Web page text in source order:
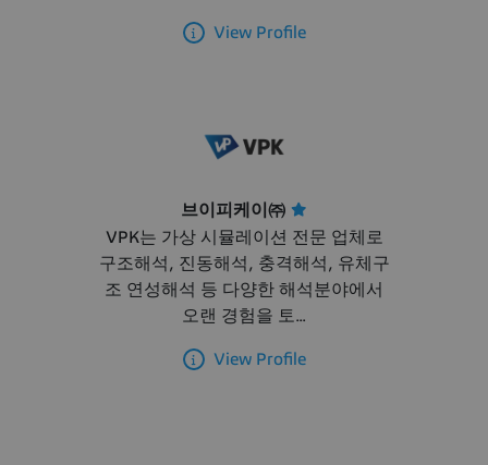
View Profile
브이피케이㈜
VPK는 가상 시뮬레이션 전문 업체로
구조해석, 진동해석, 충격해석, 유체구
조 연성해석 등 다양한 해석분야에서
오랜 경험을 토...
View Profile